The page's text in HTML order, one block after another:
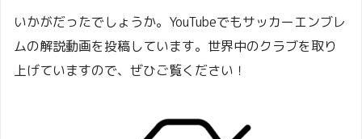
いかがだったでしょうか。YouTubeでもサッカーエンブレ
ムの解説動画を投稿しています。世界中のクラブを取り
上げていますので、ぜひご覧ください！